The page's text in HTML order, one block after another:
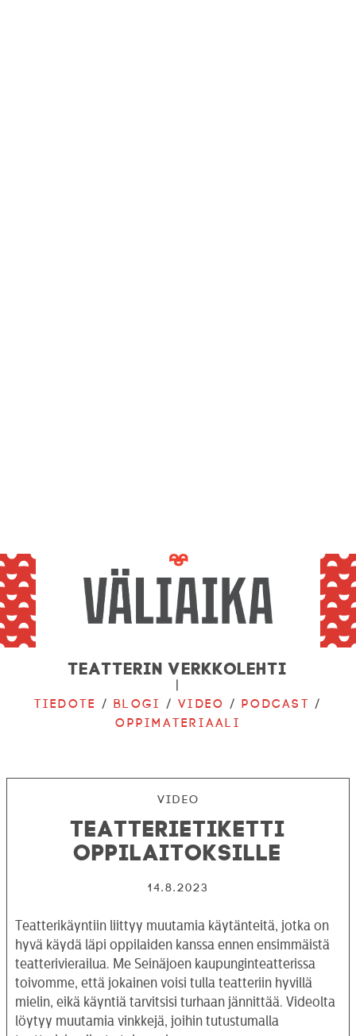
Teatterin verkkolehti
|
Tiedote /Blogi /Video /Podcast /
Oppimateriaali
Video
Teatterietiketti
oppilaitoksille
14.8.2023
Teatterikäyntiin liittyy muutamia käytänteitä, jotka on
hyvä käydä läpi oppilaiden kanssa ennen ensimmäistä
teatterivierailua. Me Seinäjoen kaupunginteatterissa
toivomme, että jokainen voisi tulla teatteriin hyvillä
mielin, eikä käyntiä tarvitsisi turhaan jännittää. Videolta
löytyy muutamia vinkkejä, joihin tutustumalla